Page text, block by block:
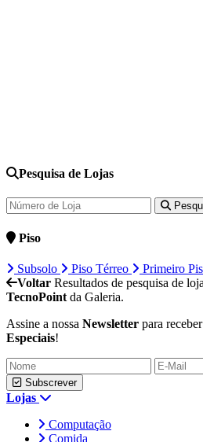
Pesquisa de Lojas
Piso
Subsolo Piso Térreo
Primeiro
Voltar Resultados de pesquisa de loja
TecnoPoint da Galeria.
Assine a nossa Newsletter para receber
Especiais!
Subscrever
Lojas
Computação
Comida